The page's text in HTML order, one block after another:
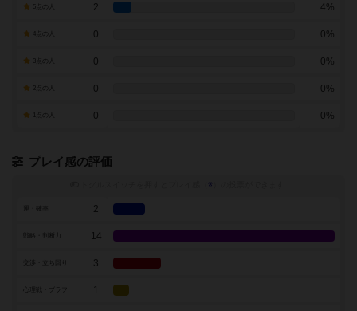
2 4%
0 0%
0 0%
0 0%
0 0%
プレイ感の評価
※
2
戦略・判断力 14
3
1